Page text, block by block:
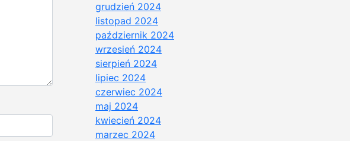
grudzień 2024
listopad 2024
październik 2024
wrzesień 2024
sierpień 2024
lipiec 2024
czerwiec 2024
maj 2024
kwiecień 2024
marzec 2024